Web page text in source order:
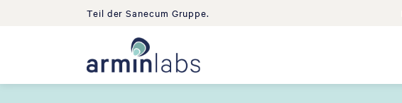
Teil der Sanecum Gruppe.